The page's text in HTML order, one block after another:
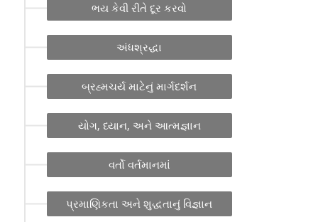
ભય કેવી રીતે દૂર કરવો
અંધશ્રદ્ધા
બ્રહ્મચર્ય માટેનું માર્ગદર્શન
યોગ, ધ્યાન, અને આત્મજ્ઞાન
વર્તો વર્તમાનમાં
પ્રમાણિકતા અને શુદ્ધતાનું વિજ્ઞાન